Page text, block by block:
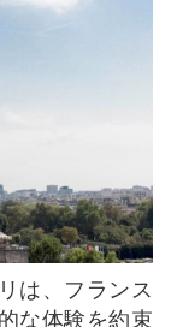
な体験を約束